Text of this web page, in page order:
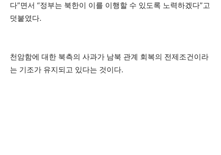
다”면서 “정부는 북한이 이를 이행할 수 있도록 노력하겠다”고
덧붙였다.
천암함에 대한 북측의 사과가 남북 관계 회복의 전제조건이라
는 기조가 유지되고 있다는 것이다.